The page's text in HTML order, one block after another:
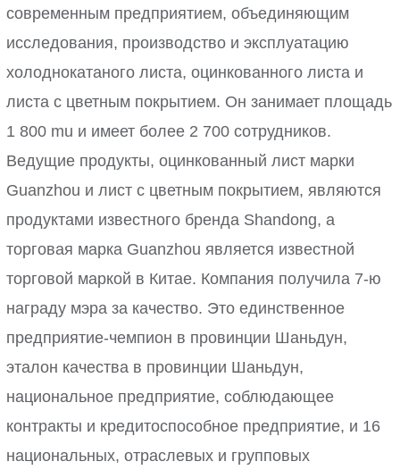
современным предприятием, объединяющим
исследования, производство и эксплуатацию
холоднокатаного листа, оцинкованного листа и
листа с цветным покрытием. Он занимает площадь
1 800 mu и имеет более 2 700 сотрудников.
Ведущие продукты, оцинкованный лист марки
Guanzhou и лист с цветным покрытием, являются
продуктами известного бренда Shandong, а
торговая марка Guanzhou является известной
торговой маркой в Китае. Компания получила 7-ю
награду мэра за качество. Это единственное
предприятие-чемпион в провинции Шаньдун,
эталон качества в провинции Шаньдун,
национальное предприятие, соблюдающее
контракты и кредитоспособное предприятие, и 16
национальных, отраслевых и групповых